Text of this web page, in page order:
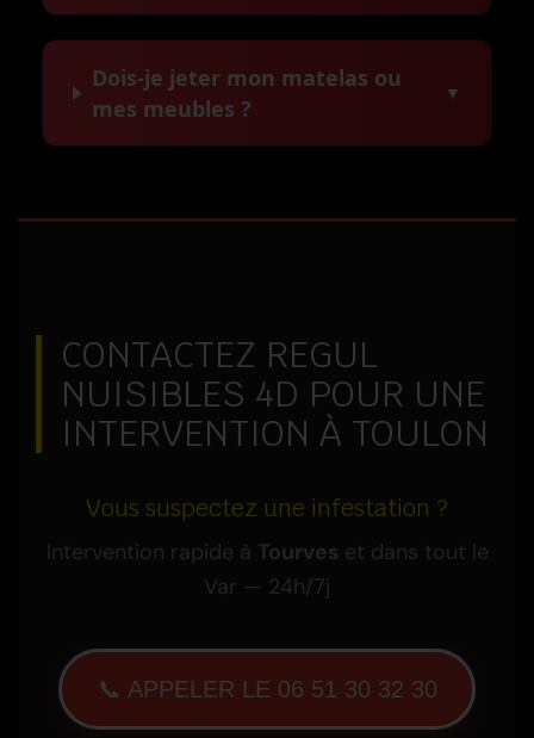
Dois-je jeter mon matelas ou
mes meubles ?
▼
CONTACTEZ REGUL
NUISIBLES 4D POUR UNE
INTERVENTION À TOULON
Vous suspectez une infestation ?
Intervention rapide à Tourves et dans tout le
Var — 24h/7j
📞 APPELER LE 06 51 30 32 30